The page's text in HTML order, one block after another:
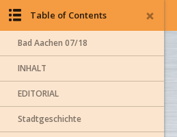
Table of Contents
Bad Aachen 07/18
INHALT
EDITORIAL
Stadtgeschichte